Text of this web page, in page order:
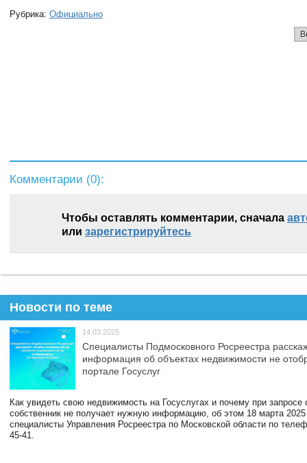
Рубрика: Официально
Комментарии (0):
Чтобы оставлять комментарии, сначала
или зарегистрируйтесь
Новости по теме
14.03.2025
Специалисты Подмосковного Росреестра
информация об объектах недвижимости не
портале Госуслуг
Как увидеть свою недвижимость на Госуслугах и почему при запросе
собственник не получает нужную информацию, об этом 18 марта 2025
специалисты Управления Росреестра по Московской области по
45-41.